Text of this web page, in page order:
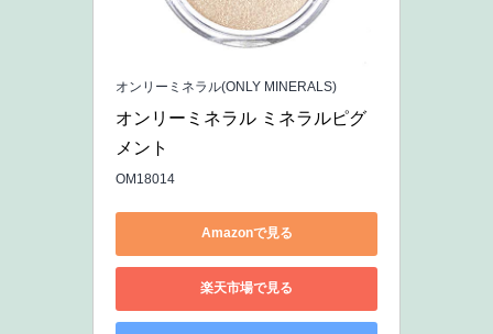
オンリーミネラル(ONLY MINERALS)
オンリーミネラル ミネラルピグ
メント
OM18014
Amazonで見る
楽天市場で見る